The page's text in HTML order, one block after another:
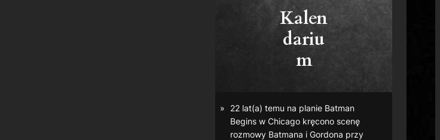
Kalen
dariu
m
22 lat(a) temu na planie Batman
Begins w Chicago kręcono scenę
rozmowy Batmana i Gordona przy